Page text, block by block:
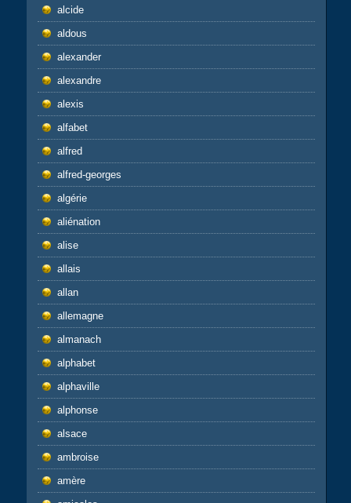
alcide
aldous
alexander
alexandre
alexis
alfabet
alfred
alfred-georges
algérie
aliénation
alise
allais
allan
allemagne
almanach
alphabet
alphaville
alphonse
alsace
ambroise
amère